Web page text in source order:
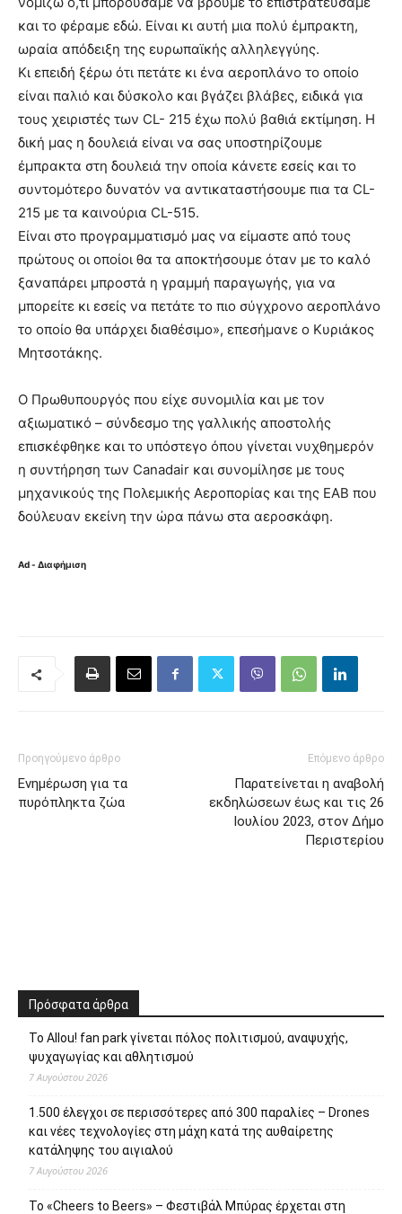
και το φέραμε εδώ. Είναι κι αυτή μια πολύ έμπρακτη,
ωραία απόδειξη της ευρωπαϊκής αλληλεγγύης.
Κι επειδή ξέρω ότι πετάτε κι ένα αεροπλάνο το οποίο
είναι παλιό και δύσκολο και βγάζει βλάβες, ειδικά για
τους χειριστές των CL- 215 έχω πολύ βαθιά εκτίμηση. Η
δική μας η δουλειά είναι να σας υποστηρίζουμε
έμπρακτα στη δουλειά την οποία κάνετε εσείς και το
συντομότερο δυνατόν να αντικαταστήσουμε πια τα CL-
215 με τα καινούρια CL-515.
Είναι στο προγραμματισμό μας να είμαστε από τους
πρώτους οι οποίοι θα τα αποκτήσουμε όταν με το καλό
ξαναπάρει μπροστά η γραμμή παραγωγής, για να
μπορείτε κι εσείς να πετάτε το πιο σύγχρονο αεροπλάνο
το οποίο θα υπάρχει διαθέσιμο», επεσήμανε ο Κυριάκος
Μητσοτάκης.
Ο Πρωθυπουργός που είχε συνομιλία και με τον
αξιωματικό – σύνδεσμο της γαλλικής αποστολής
επισκέφθηκε και το υπόστεγο όπου γίνεται νυχθημερόν
η συντήρηση των Canadair και συνομίλησε με τους
μηχανικούς της Πολεμικής Αεροπορίας και της ΕΑΒ που
δούλευαν εκείνη την ώρα πάνω στα αεροσκάφη.
Ad - Διαφήμιση
Προηγούμενο άρθρο
Ενημέρωση για τα
πυρόπληκτα ζώα
Επόμενο άρθρο
Παρατείνεται η αναβολή
εκδηλώσεων έως και τις 26
Ιουλίου 2023, στον Δήμο
Περιστερίου
Πρόσφατα άρθρα
Το Allou! fan park γίνεται πόλος πολιτισμού, αναψυχής,
ψυχαγωγίας και αθλητισμού
7 Αυγούστου 2026
1.500 έλεγχοι σε περισσότερες από 300 παραλίες – Drones
και νέες τεχνολογίες στη μάχη κατά της αυθαίρετης
κατάληψης του αιγιαλού
7 Αυγούστου 2026
Το «Cheers to Beers» – Φεστιβάλ Μπύρας έρχεται στη